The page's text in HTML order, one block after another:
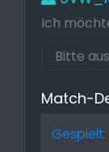
Ich
Match-
Gespielt: